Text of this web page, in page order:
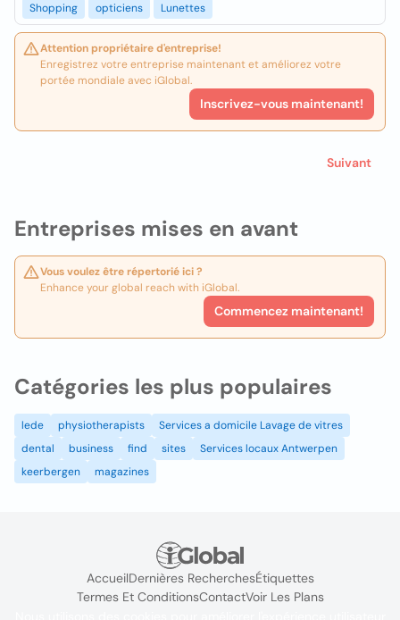
Entreprises mises en avant
Vous voulez être répertorié ici ?
Enhance your global reach with iGlobal.
Commencez maintenant!
Shopping
opticiens Lunettes
Attention propriétaire d'entreprise!
Enregistrez votre entreprise maintenant et améliorez votre
portée mondiale avec iGlobal.
Inscrivez-vous maintenant!
Suivant
Catégories les plus populaires
lede physiotherapists
Services a domicile Lavage de vitres
dental
business find sites
Services locaux Antwerpen
keerbergen
magazines
AccueilDernières RecherchesÉtiquettes
Termes Et ConditionsContactVoir Les Plans